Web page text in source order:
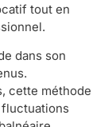
tout en
dans son
cette méthode
fluctuations